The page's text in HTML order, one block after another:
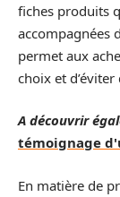
fiches produits
accompagnées
permet aux
choix et
A découvrir
témoignage
En matière de